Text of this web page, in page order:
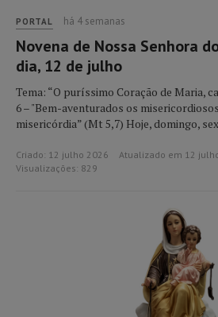
PORTAL há 4 semanas
Novena de Nossa Senhora
dia, 12 de julho
Tema: “O puríssimo Coração de Maria,
6 – "Bem-aventurados os
misericórdia” (Mt 5,7) Hoje, domingo,
Criado: 12 julho 2026
Atualizado em 12
Visualizações: 829